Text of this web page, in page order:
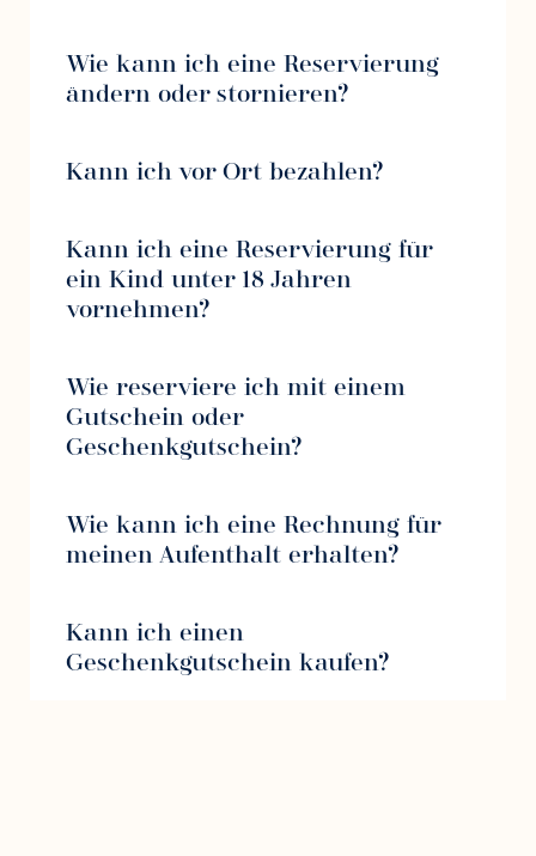
Wie kann ich eine Reservierung
ändern oder stornieren?
Kann ich vor Ort bezahlen?
Kann ich eine Reservierung für
ein Kind unter 18 Jahren
vornehmen?
Wie reserviere ich mit einem
Gutschein oder
Geschenkgutschein?
Wie kann ich eine Rechnung für
meinen Aufenthalt erhalten?
Kann ich einen
Geschenkgutschein kaufen?